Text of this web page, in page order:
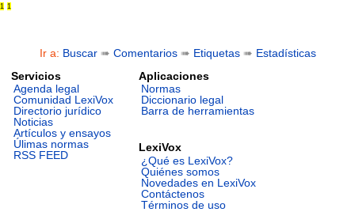
1 1
Ir a: Buscar➠ Comentarios➠ Etiquetas➠ Estadísticas
Servicios
Agenda legal
Comunidad LexiVox
Directorio jurídico
Noticias
Artículos y ensayos
Úlimas normas
RSS FEED
Aplicaciones
Normas
Diccionario legal
Barra de herramientas
LexiVox
¿Qué es LexiVox?
Quiénes somos
Novedades en LexiVox
Contáctenos
Términos de uso